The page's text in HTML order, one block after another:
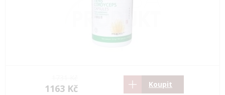
1163 Kč Koupit